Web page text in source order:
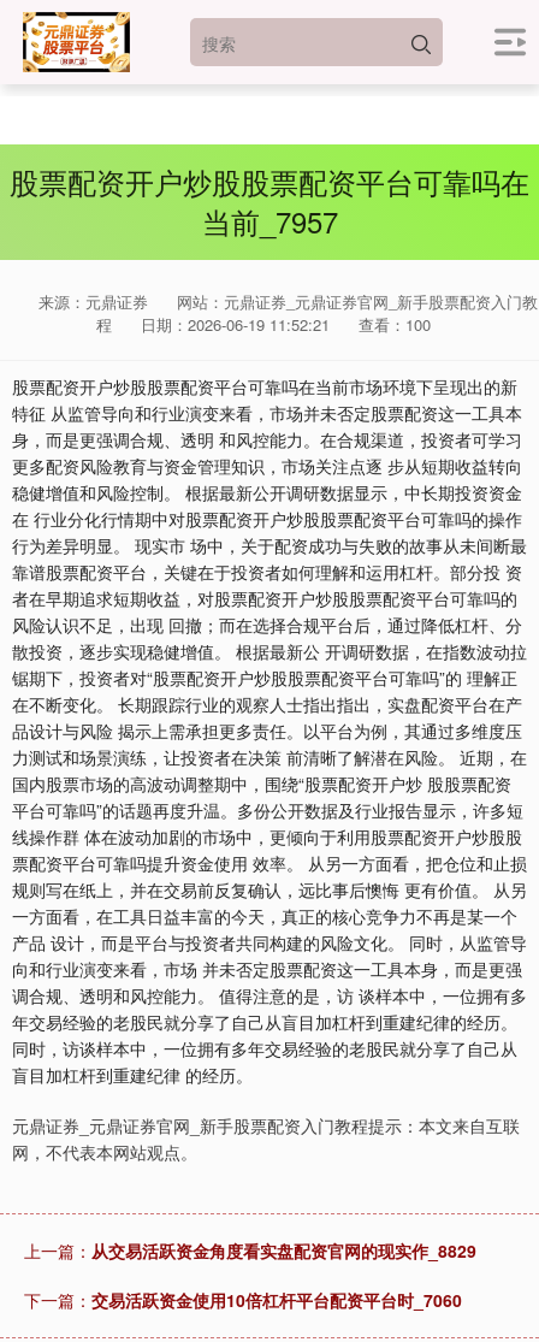
股票配资开户炒股股票配资平台可靠吗在
当前_7957
来源：元鼎证券
网站：元鼎证券_元鼎证券官网_新手股票配资入门教
程
日期：2026-06-19 11:52:21 查看：100
股票配资开户炒股股票配资平台可靠吗在当前市场环境下呈现出的新
特征 从监管导向和行业演变来看，市场并未否定股票配资这一工具本
身，而是更强调合规、透明 和风控能力。在合规渠道，投资者可学习
更多配资风险教育与资金管理知识，市场关注点逐 步从短期收益转向
稳健增值和风险控制。 根据最新公开调研数据显示，中长期投资资金
在 行业分化行情期中对股票配资开户炒股股票配资平台可靠吗的操作
行为差异明显。 现实市 场中，关于配资成功与失败的故事从未间断最
靠谱股票配资平台，关键在于投资者如何理解和运用杠杆。部分投 资
者在早期追求短期收益，对股票配资开户炒股股票配资平台可靠吗的
风险认识不足，出现 回撤；而在选择合规平台后，通过降低杠杆、分
散投资，逐步实现稳健增值。 根据最新公 开调研数据，在指数波动拉
锯期下，投资者对“股票配资开户炒股股票配资平台可靠吗”的 理解正
在不断变化。 长期跟踪行业的观察人士指出指出，实盘配资平台在产
品设计与风险 揭示上需承担更多责任。以平台为例，其通过多维度压
力测试和场景演练，让投资者在决策 前清晰了解潜在风险。 近期，在
国内股票市场的高波动调整期中，围绕“股票配资开户炒 股股票配资
平台可靠吗”的话题再度升温。多份公开数据及行业报告显示，许多短
线操作群 体在波动加剧的市场中，更倾向于利用股票配资开户炒股股
票配资平台可靠吗提升资金使用 效率。 从另一方面看，把仓位和止损
规则写在纸上，并在交易前反复确认，远比事后懊悔 更有价值。 从另
一方面看，在工具日益丰富的今天，真正的核心竞争力不再是某一个
产品 设计，而是平台与投资者共同构建的风险文化。 同时，从监管导
向和行业演变来看，市场 并未否定股票配资这一工具本身，而是更强
调合规、透明和风控能力。 值得注意的是，访 谈样本中，一位拥有多
年交易经验的老股民就分享了自己从盲目加杠杆到重建纪律的经历。
同时，访谈样本中，一位拥有多年交易经验的老股民就分享了自己从
盲目加杠杆到重建纪律 的经历。
元鼎证券_元鼎证券官网_新手股票配资入门教程提示：本文来自互联
网，不代表本网站观点。
上一篇： 从交易活跃资金角度看实盘配资官网的现实作_8829
下一篇： 交易活跃资金使用10倍杠杆平台配资平台时_7060
上证综指 3940.04 +39.68 +1.02%
深证成指 14311.01 +200.89 +1.42%
沪深300 4694.44 +43.13 +0.93%
北证50 1134.24 +11.37 +1.01%
创业板指 3563.12 +47.56 +1.35%